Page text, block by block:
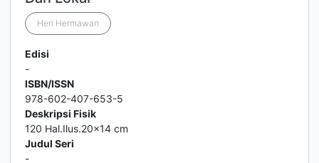
Heri Hermawan
Edisi
-
ISBN/ISSN
978-602-407-653-5
Deskripsi Fisik
120 Hal.Ilus.20x14 cm
Judul Seri
-